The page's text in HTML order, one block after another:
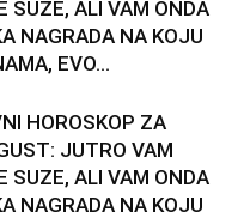
SUZE, ALI VAM ONDA
NAGRADA NA KOJU
EVO...
HOROSKOP ZA
JUTRO VAM
SUZE, ALI VAM ONDA
NAGRADA NA KOJU